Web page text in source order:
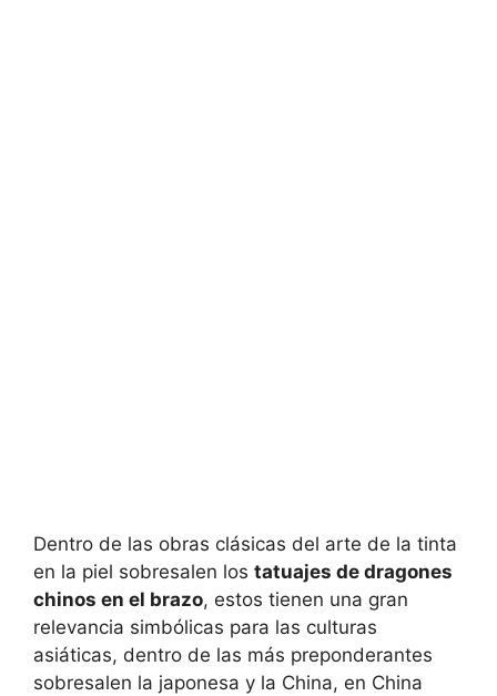
Dentro de las obras clásicas del arte de la tinta
en la piel sobresalen los tatuajes de dragones
chinos en el brazo, estos tienen una gran
relevancia simbólicas para las culturas
asiáticas, dentro de las más preponderantes
sobresalen la japonesa y la China, en China